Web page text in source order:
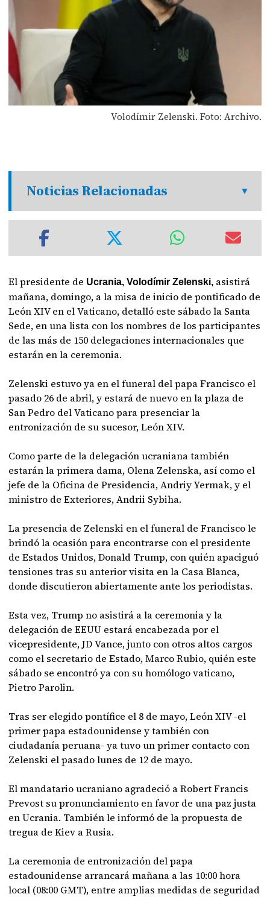
Volodímir Zelenski. Foto: Archivo.
Noticias Relacionadas
El presidente de Ucrania, Volodímir Zelenski, asistirá
mañana, domingo, a la misa de inicio de pontificado de
León XIV en el Vaticano, detalló este sábado la Santa
Sede, en una lista con los nombres de los participantes
de las más de 150 delegaciones internacionales que
estarán en la ceremonia.
Zelenski estuvo ya en el funeral del papa Francisco el
pasado 26 de abril, y estará de nuevo en la plaza de
San Pedro del Vaticano para presenciar la
entronización de su sucesor, León XIV.
Como parte de la delegación ucraniana también
estarán la primera dama, Olena Zelenska, así como el
jefe de la Oficina de Presidencia, Andriy Yermak, y el
ministro de Exteriores, Andrii Sybiha.
La presencia de Zelenski en el funeral de Francisco le
brindó la ocasión para encontrarse con el presidente
de Estados Unidos, Donald Trump, con quién apaciguó
tensiones tras su anterior visita en la Casa Blanca,
donde discutieron abiertamente ante los periodistas.
Esta vez, Trump no asistirá a la ceremonia y la
delegación de EEUU estará encabezada por el
vicepresidente, JD Vance, junto con otros altos cargos
como el secretario de Estado, Marco Rubio, quién este
sábado se encontró ya con su homólogo vaticano,
Pietro Parolin.
Tras ser elegido pontífice el 8 de mayo, León XIV -el
primer papa estadounidense y también con
ciudadanía peruana- ya tuvo un primer contacto con
Zelenski el pasado lunes de 12 de mayo.
El mandatario ucraniano agradeció a Robert Francis
Prevost su pronunciamiento en favor de una paz justa
en Ucrania. También le informó de la propuesta de
tregua de Kiev a Rusia.
La ceremonia de entronización del papa
estadounidense arrancará mañana a las 10:00 hora
local (08:00 GMT), entre amplias medidas de seguridad